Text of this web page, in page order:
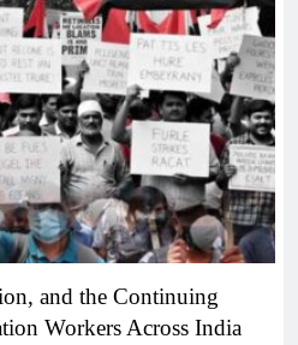
and the Continuing
Workers Across India